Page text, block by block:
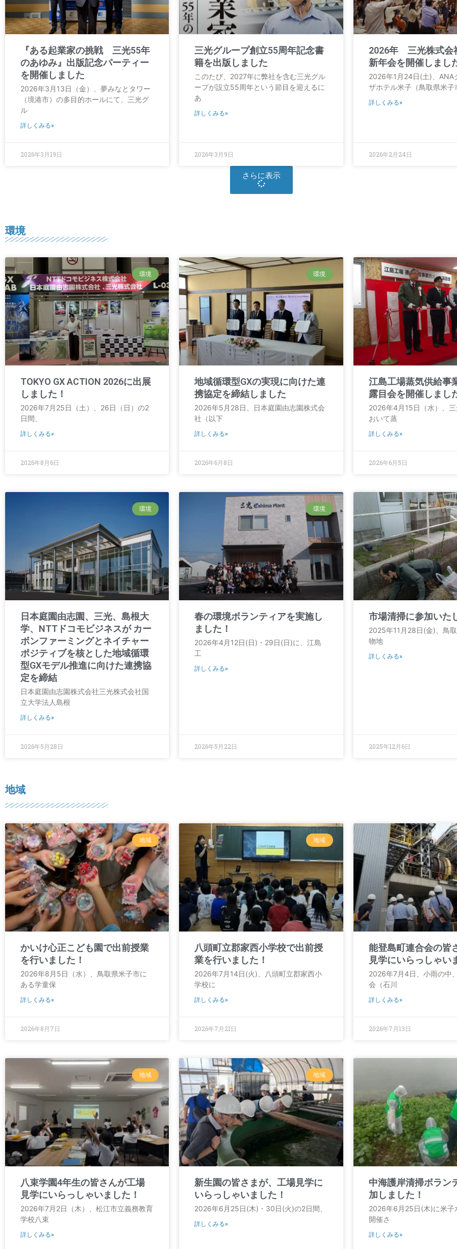
『ある起業家の挑戦 三光55年
のあゆみ』出版記念パーティー
を開催しました
2026年3月13日（金）、夢みなとタワー
（境港市）の多目的ホールにて、三光グ
ル
詳しくみる»
2026年3月19日
三光グループ創立55周年記念書
籍を出版しました
このたび、2027年に弊社を含む三光グル
ープが設立55周年という節目を迎えるに
あ
詳しくみる»
2026年3月9日
2026年 三光株式会
新年会を開催しまし
2026年1月24日(土)、ANA
ザホテル米子（鳥取県米子
詳しくみる»
2026年2月24日
さらに表示
環境
環境
TOKYO GX ACTION 2026に出展
しました！
2026年7月25日（土）、26日（日）の2
日間、
詳しくみる»
2026年8月6日
環境
地域循環型GXの実現に向けた連
携協定を締結しました
2026年5月28日、日本庭園由志園株式会
社（以下
詳しくみる»
2026年6月8日
江島工場蒸気供給事
露目会を開催しまし
2026年4月15日（水）、
おいて蒸
詳しくみる»
2026年6月5日
環境
日本庭園由志園、三光、島根大
学、NTTドコモビジネスが カー
ボンファーミングとネイチャー
ポジティブを核とした地域循環
型GXモデル推進に向けた連携協
定を締結
日本庭園由志園株式会社三光株式会社国
立大学法人島根
詳しくみる»
2026年5月28日
環境
春の環境ボランティアを実施し
ました！
2026年4月12日(日)・29日(日)に、江島
工
詳しくみる»
2026年5月22日
市場清掃に参加いた
2025年11月28日(金)、鳥
物地
詳しくみる»
2025年12月6日
地域
地域
かいけ心正こども園で出前授業
を行いました！
2026年8月5日（水）、鳥取県米子市に
ある学童保
詳しくみる»
2026年8月7日
地域
八頭町立郡家西小学校で出前授
業を行いました！
2026年7月14日(火)、八頭町立郡家西小
学校に
詳しくみる»
2026年7月21日
能登島町連合会の皆
見学にいらっしゃい
2026年7月4日、小雨の中
会（石川
詳しくみる»
2026年7月13日
地域
八束学園4年生の皆さんが工場
見学にいらっしゃいました！
2026年7月2日（木）、松江市立義務教育
学校八束
詳しくみる»
地域
新生園の皆さまが、工場見学に
いらっしゃいました！
2026年6月25日(木)・30日(火)の2日間、
詳しくみる»
中海護岸清掃ボラン
加しました！
2026年6月25日(木)に米子
開催さ
詳しくみる»